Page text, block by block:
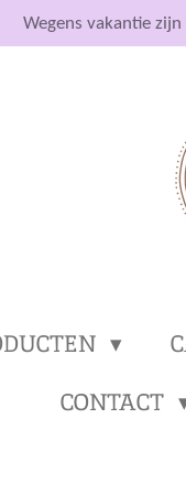
Wegens vakantie
CONTACT